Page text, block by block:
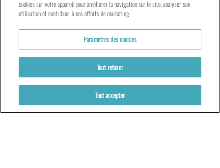
Mentions légales
cookies sur votre appareil pour améliorer la navigation sur le site, analyser son
utilisation et contribuer à nos efforts de marketing.
Paramètres des cookies
Tout refuser
Tout accepter